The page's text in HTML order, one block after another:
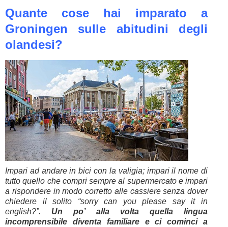
Quante cose hai imparato a
Groningen sulle abitudini degli
olandesi?
Impari ad andare in bici con la valigia; impari il nome di
tutto quello che compri sempre al supermercato e impari
a rispondere in modo corretto alle cassiere senza dover
chiedere il solito “sorry can you please say it in
english?”. Un po’ alla volta quella lingua
incomprensibile diventa familiare e ci cominci a